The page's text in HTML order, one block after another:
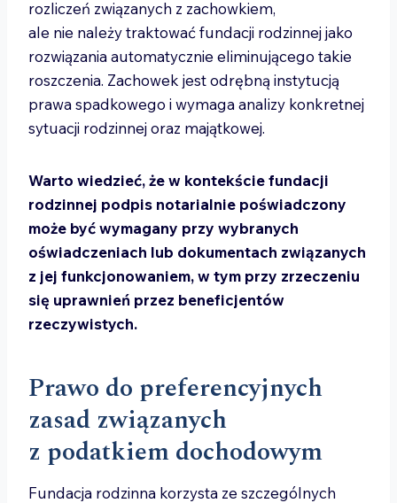
rozliczeń związanych z zachowkiem,
ale nie należy traktować fundacji rodzinnej jako
rozwiązania automatycznie eliminującego takie
roszczenia. Zachowek jest odrębną instytucją
prawa spadkowego i wymaga analizy konkretnej
sytuacji rodzinnej oraz majątkowej.
Warto wiedzieć, że w kontekście fundacji
rodzinnej podpis notarialnie poświadczony
może być wymagany przy wybranych
oświadczeniach lub dokumentach związanych
z jej funkcjonowaniem, w tym przy zrzeczeniu
się uprawnień przez beneficjentów
rzeczywistych.
Prawo do preferencyjnych
zasad związanych
z podatkiem dochodowym
Fundacja rodzinna korzysta ze szczególnych